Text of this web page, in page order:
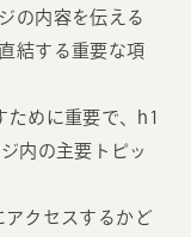
の内容を伝える
結する重要な項
ために重要で、h1
内の主要トピッ
クセスするかど